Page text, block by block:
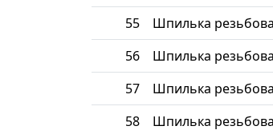
55 Шпилька
56 Шпилька
57 Шпилька
58 Шпилька